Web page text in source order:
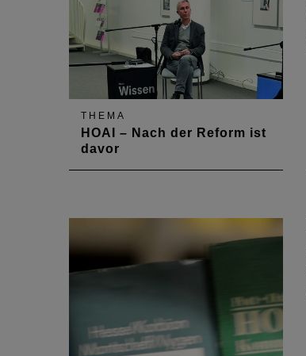
THEMA
HOAI – Nach der Reform ist
davor
Christoph Jost, Leiter der
Zentralen Vergabestelle des LBB,
die novellierte HOAI.